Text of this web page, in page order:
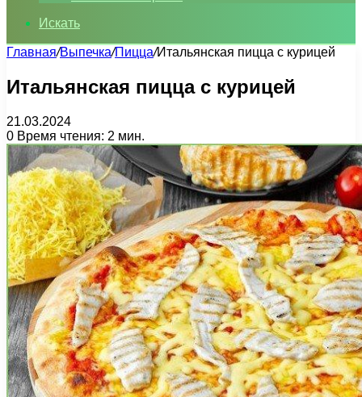
Искать
Главная/Выпечка/Пицца/Итальянская пицца с курицей
Итальянская пицца с курицей
21.03.2024
0 Время чтения: 2 мин.